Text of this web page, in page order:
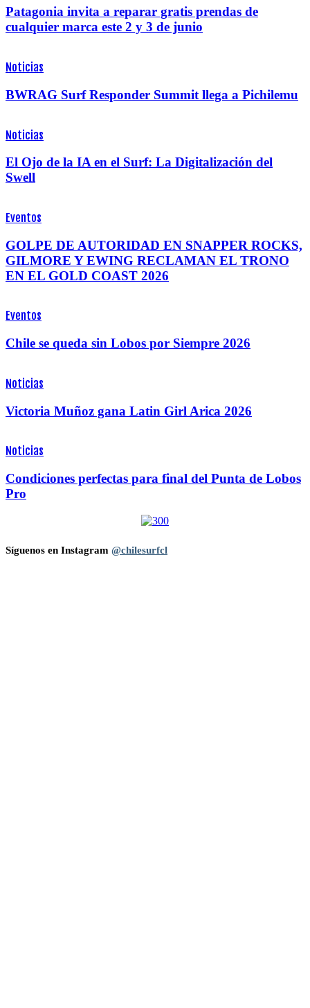
Patagonia invita a reparar gratis prendas de
cualquier marca este 2 y 3 de junio
Noticias
BWRAG Surf Responder Summit llega a Pichilemu
Noticias
El Ojo de la IA en el Surf: La Digitalización del
Swell
Eventos
GOLPE DE AUTORIDAD EN SNAPPER ROCKS,
GILMORE Y EWING RECLAMAN EL TRONO
EN EL GOLD COAST 2026
Eventos
Chile se queda sin Lobos por Siempre 2026
Noticias
Victoria Muñoz gana Latin Girl Arica 2026
Noticias
Condiciones perfectas para final del Punta de Lobos
Pro
Síguenos en Instagram @chilesurfcl